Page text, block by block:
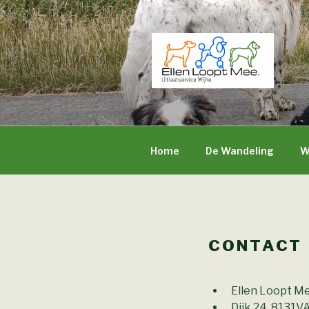
Naar
de
inhoud
springen
ELLEN
Uitlaatservice Wijhe
Home De Wandeling
CONTACT
Ellen Loopt